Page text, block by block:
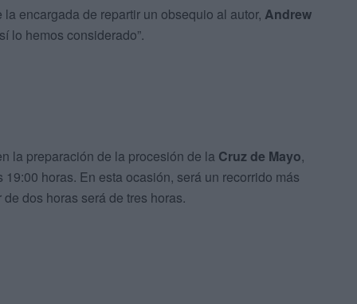
la encargada de repartir un obsequio al autor, Andrew
lo hemos considerado”.
la preparación de la procesión de la Cruz de Mayo,
horas. En esta ocasión, será un recorrido más
dos horas será de tres horas.